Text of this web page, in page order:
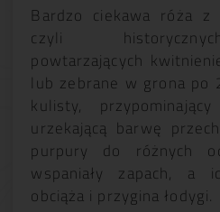
Bardzo ciekawa róża
czyli
powtarzających
lub zebrane w grona po
kulisty,
urzekającą barwę
purpury do różnych
wspaniały zapach, a
obciąża i przygina łodygi.